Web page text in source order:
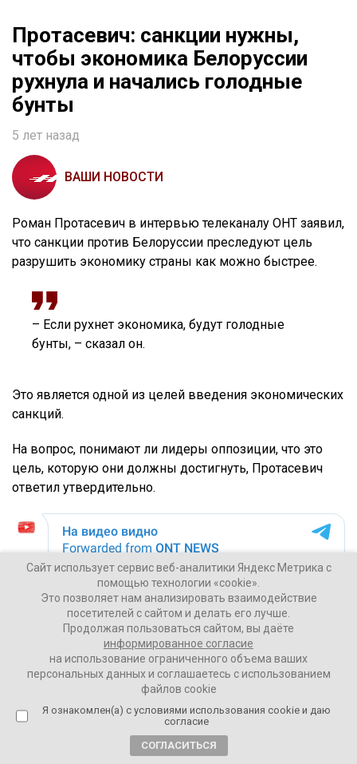
Протасевич: санкции нужны,
чтобы экономика Белоруссии
рухнула и начались голодные
бунты
5 лет назад
ВАШИ НОВОСТИ
Роман Протасевич в интервью телеканалу ОНТ заявил,
что санкции против Белоруссии преследуют цель
разрушить экономику страны как можно быстрее.
– Если рухнет экономика, будут голодные
бунты, – сказал он.
Это является одной из целей введения экономических
санкций.
На вопрос, понимают ли лидеры оппозиции, что это
цель, которую они должны достигнуть, Протасевич
ответил утвердительно.
Сайт использует сервис веб-аналитики Яндекс Метрика с
помощью технологии «cookie».
Это позволяет нам анализировать взаимодействие
посетителей с сайтом и делать его лучше.
Продолжая пользоваться сайтом, вы даёте
информированное согласие
на использование ограниченного объема ваших
персональных данных и соглашаетесь с использованием
файлов cookie
Я ознакомлен(а) с условиями использования cookie и даю
согласие
СОГЛАСИТЬСЯ